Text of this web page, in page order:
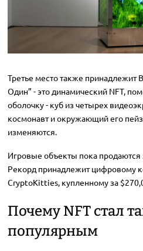
Третье место также принадлежит
Один” - это динамический NFT,
оболочку - куб из четырех
космонавт и окружающий его
изменяются.
Игровые объекты пока
Рекорд принадлежит цифровому
CryptoKitties, купленному за
Почему NFT стал
популярным